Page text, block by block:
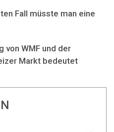
Fall müsste man eine
von WMF und der
Markt bedeutet